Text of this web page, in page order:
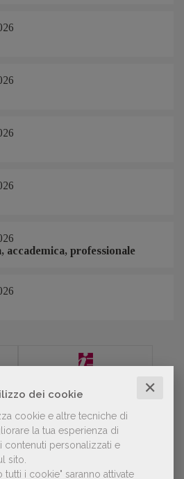
dei cookie ✕
cookie e altre tecniche di
la tua esperienza di
contenuti personalizzati e
sito.
tutti i cookie" saranno attivate
accademica, professionale
confermata presidente